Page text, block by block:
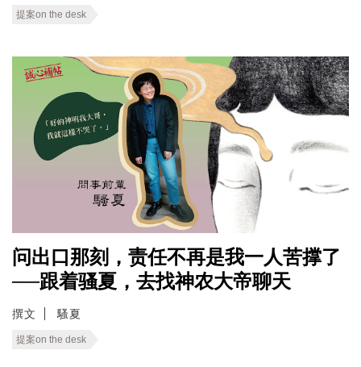
提案on the desk
问出口那刻，责任不再是我一人苦撑了
──跟着骚夏，去找神农大帝聊天
撰文 騷夏
提案on the desk